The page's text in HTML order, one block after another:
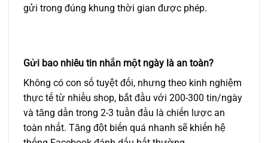
gửi trong đúng khung thời gian được phép.
Gửi bao nhiêu tin nhắn một ngày là an toàn?
Không có con số tuyệt đối, nhưng theo kinh nghiệm
thực tế từ nhiều shop, bắt đầu với 200-300 tin/ngày
và tăng dần trong 2-3 tuần đầu là chiến lược an
toàn nhất. Tăng đột biến quá nhanh sẽ khiến hệ